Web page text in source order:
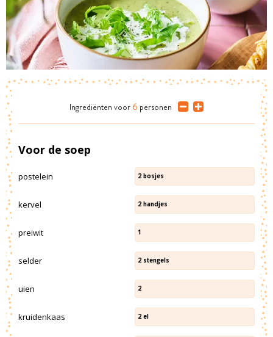
Ingrediënten voor 6 personen
Voor de soep
postelein 2 bosjes
kervel 2 handjes
preiwit 1
selder 2 stengels
uien 2
kruidenkaas 2 el